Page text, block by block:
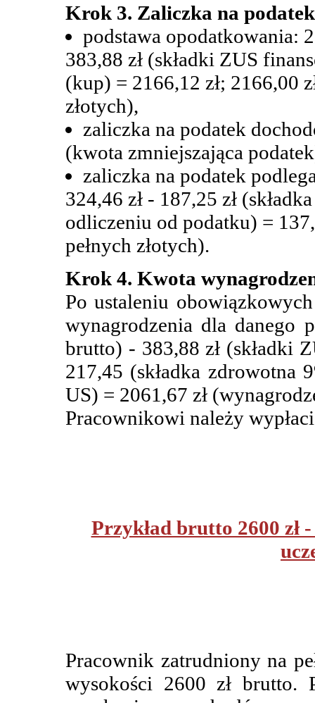
Krok 3. Zaliczka na
podstawa opodatkowania:
383,88 zł (składki ZUS
(kup) = 2166,12 zł; 2166,00
złotych),
zaliczka na podatek
(kwota zmniejszająca
zaliczka na podatek
324,46 zł - 187,25 zł
odliczeniu od podatku) =
pełnych złotych).
Krok 4. Kwota
Po ustaleniu
wynagrodzenia dla danego
brutto) - 383,88 zł (składki
217,45 (składka zdrowotna
US) = 2061,67 zł
Pracownikowi należy
Przykład brutto 2600 zł
Pracownik zatrudniony na
wysokości 2600 zł brutto.